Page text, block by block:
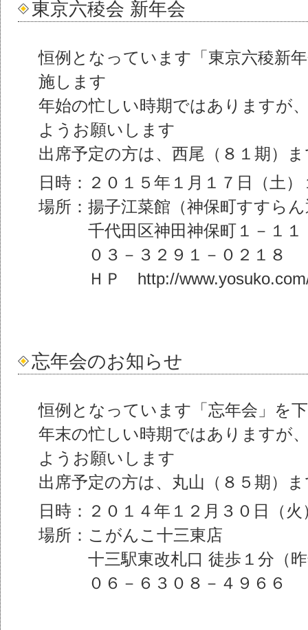
東京六稜会 新年会
恒例となっています「東京六稜新
施します
年始の忙しい時期ではありますが
ようお願いします
出席予定の方は、西尾（８１期）
日時：２０１５年１月１７日（土
場所：揚子江菜館（神保町すすら
千代田区神田神保町１－１１
０３－３２９１－０２１８
ＨＰ http://
忘年会のお知らせ
恒例となっています「忘年会」を
年末の忙しい時期ではありますが
ようお願いします
出席予定の方は、丸山（８５期）
日時：２０１４年１２月３０日（
場所：こがんこ十三東店
十三駅東改札口 徒歩１分（昨
０６－６３０８－４９６６